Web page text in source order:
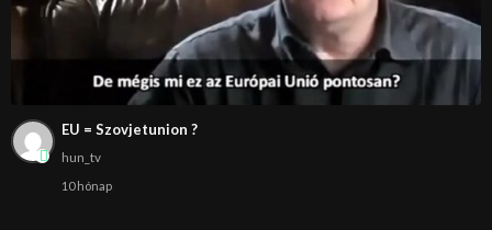
EU = Szovjetunion ?
hun_tv
10 hónap